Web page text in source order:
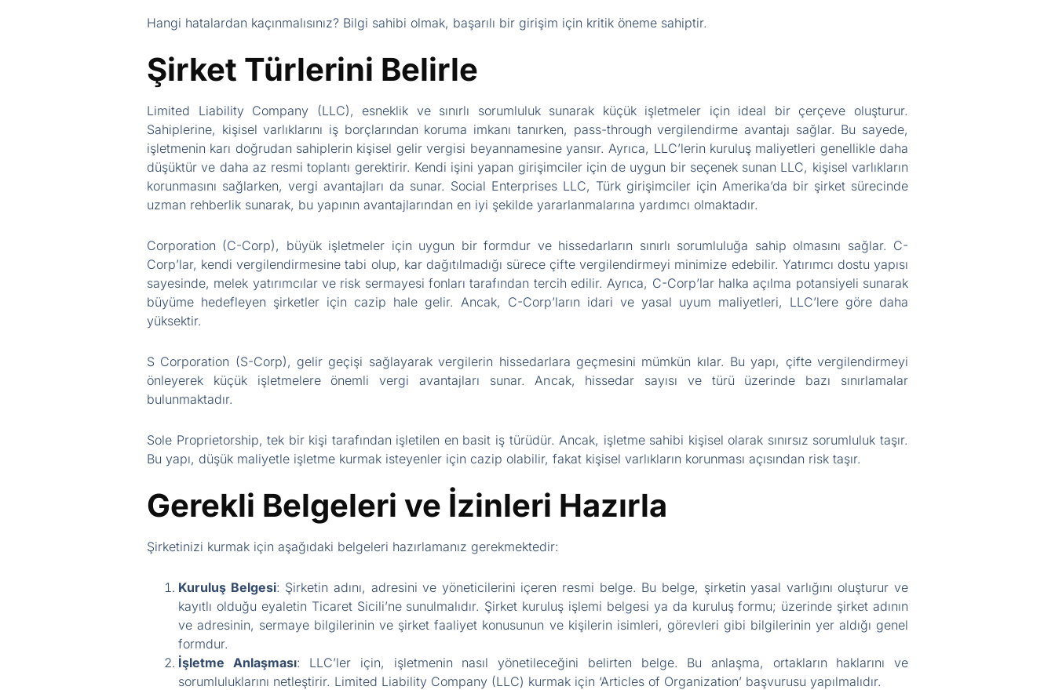
Hangi hatalardan kaçınmalısınız? Bilgi sahibi olmak, başarılı bir girişim için kritik öneme sahiptir.
Şirket Türlerini Belirle
Limited Liability Company (LLC), esneklik ve sınırlı sorumluluk sunarak küçük işletmeler için ideal bir çerçeve oluşturur.
Sahiplerine, kişisel varlıklarını iş borçlarından koruma imkanı tanırken, pass-through vergilendirme avantajı sağlar. Bu sayede,
işletmenin karı doğrudan sahiplerin kişisel gelir vergisi beyannamesine yansır. Ayrıca, LLC’lerin kuruluş maliyetleri genellikle daha
düşüktür ve daha az resmi toplantı gerektirir. Kendi işini yapan girişimciler için de uygun bir seçenek sunan LLC, kişisel varlıkların
korunmasını sağlarken, vergi avantajları da sunar. Social Enterprises LLC, Türk girişimciler için Amerika’da bir şirket sürecinde
uzman rehberlik sunarak, bu yapının avantajlarından en iyi şekilde yararlanmalarına yardımcı olmaktadır.
Corporation (C-Corp), büyük işletmeler için uygun bir formdur ve hissedarların sınırlı sorumluluğa sahip olmasını sağlar. C-
Corp’lar, kendi vergilendirmesine tabi olup, kar dağıtılmadığı sürece çifte vergilendirmeyi minimize edebilir. Yatırımcı dostu yapısı
sayesinde, melek yatırımcılar ve risk sermayesi fonları tarafından tercih edilir. Ayrıca, C-Corp’lar halka açılma potansiyeli sunarak
büyüme hedefleyen şirketler için cazip hale gelir. Ancak, C-Corp’ların idari ve yasal uyum maliyetleri, LLC’lere göre daha
yüksektir.
S Corporation (S-Corp), gelir geçişi sağlayarak vergilerin hissedarlara geçmesini mümkün kılar. Bu yapı, çifte vergilendirmeyi
önleyerek küçük işletmelere önemli vergi avantajları sunar. Ancak, hissedar sayısı ve türü üzerinde bazı sınırlamalar
bulunmaktadır.
Sole Proprietorship, tek bir kişi tarafından işletilen en basit iş türüdür. Ancak, işletme sahibi kişisel olarak sınırsız sorumluluk taşır.
Bu yapı, düşük maliyetle işletme kurmak isteyenler için cazip olabilir, fakat kişisel varlıkların korunması açısından risk taşır.
Gerekli Belgeleri ve İzinleri Hazırla
Şirketinizi kurmak için aşağıdaki belgeleri hazırlamanız gerekmektedir:
Kuruluş Belgesi: Şirketin adını, adresini ve yöneticilerini içeren resmi belge. Bu belge, şirketin yasal varlığını oluşturur ve
kayıtlı olduğu eyaletin Ticaret Sicili’ne sunulmalıdır. Şirket kuruluş işlemi belgesi ya da kuruluş formu; üzerinde şirket adının
ve adresinin, sermaye bilgilerinin ve şirket faaliyet konusunun ve kişilerin isimleri, görevleri gibi bilgilerinin yer aldığı genel
formdur.
İşletme Anlaşması: LLC’ler için, işletmenin nasıl yönetileceğini belirten belge. Bu anlaşma, ortakların haklarını ve
sorumluluklarını netleştirir. Limited Liability Company (LLC) kurmak için ‘Articles of Organization’ başvurusu yapılmalıdır.